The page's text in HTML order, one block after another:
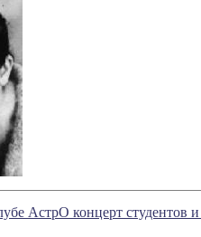
АстрО концерт студентов